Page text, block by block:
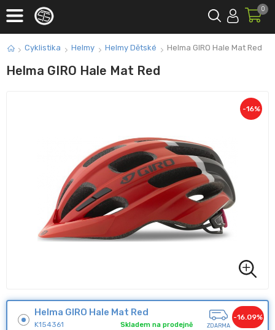
0
Cyklistika Helmy Helmy Dětské Helma GIRO Hale Mat Red
Helma GIRO Hale Mat Red
-16%
Helma GIRO Hale Mat Red
K154361 Skladem na prodejně ZDARMA
-16.09%